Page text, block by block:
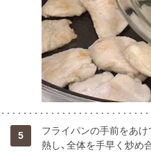
5
フライパンの手前をあ
熱し、全体を手早く炒め